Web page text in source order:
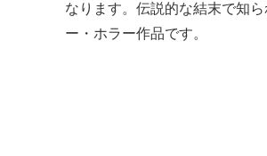
なります。伝説的な結末で知ら
ー・ホラー作品です。